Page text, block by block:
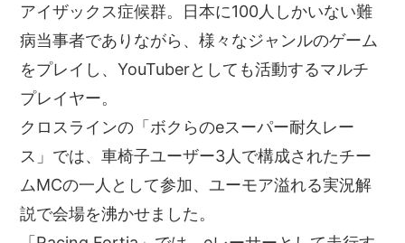
アイザックス症候群。日本に100人しかいない難
病当事者でありながら、様々なジャンルのゲーム
をプレイし、YouTuberとしても活動するマルチ
プレイヤー。
クロスラインの「ボクらのeスーパー耐久レー
ス」では、車椅子ユーザー3人で構成されたチー
ムMCの一人として参加、ユーモア溢れる実況解
説で会場を沸かせました。